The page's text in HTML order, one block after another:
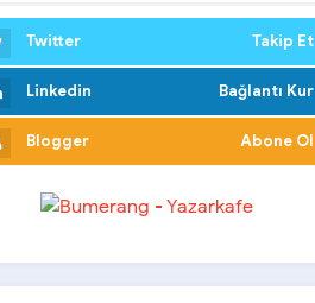
Twitter Takip Et
Linkedin Bağlantı Kur
Blogger Abone Ol